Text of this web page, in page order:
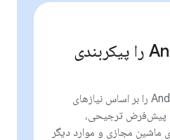
Android Studio را پیکربندی
پیکربندی Android Studio را بر اساس نیازهای
پیش‌فرض ترجیحی،
ماشین مجازی و موارد دیگر